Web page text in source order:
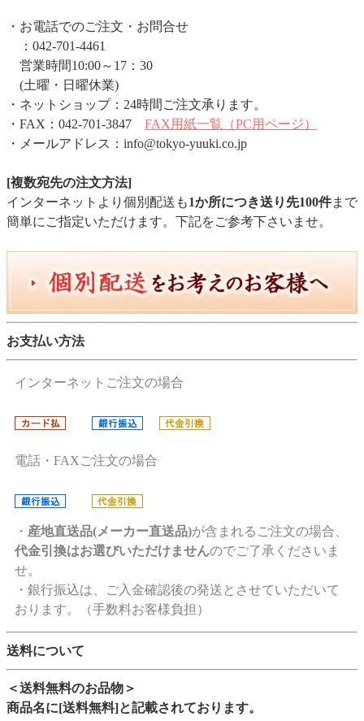
・お電話でのご注文・お問合せ
：042-701-4461
営業時間10:00～17：30
(土曜・日曜休業)
・ネットショップ：24時間ご注文承ります。
・FAX：042-701-3847 FAX用紙一覧（PC用ページ）
・メールアドレス：info@tokyo-yuuki.co.jp
[複数宛先の注文方法]
インターネットより個別配送も1か所につき送り先100件まで
簡単にご指定いただけます。下記をご参考下さいませ。
お支払い方法
インターネットご注文の場合
電話・FAXご注文の場合
・ 産地直送品(メーカー直送品)が含まれるご注文の場合、
代金引換はお選びいただけませんのでご了承くださいま
せ。
・銀行振込は、ご入金確認後の発送とさせていただいて
おります。（手数料お客様負担）
送料について
＜送料無料のお品物＞
商品名に[送料無料]と記載されております。